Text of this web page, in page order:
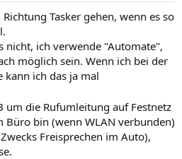
Tasker gehen, wenn es so
nicht, ich verwende "Automate",
möglich sein. Wenn ich bei der
kann ich das ja mal
um die Rufumleitung auf Festnetz
Büro bin (wenn WLAN verbunden)
Freisprechen im Auto),